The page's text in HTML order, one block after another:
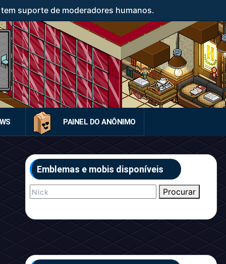
suporte de moderadores humanos.
PAINEL DO ANÔNIMO
Emblemas e mobis disponíveis
Procurar